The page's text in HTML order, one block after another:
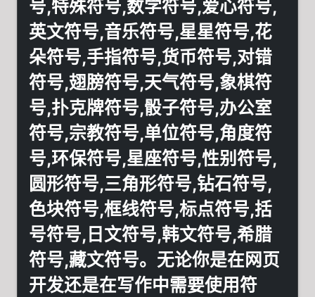
号,特殊符号,数学符号,爱心符号,
英文符号,音乐符号,星星符号,花
朵符号,手指符号,货币符号,对错
符号,翅膀符号,天气符号,象棋符
号,扑克牌符号,骰子符号,办公室
符号,宗教符号,单位符号,角度符
号,环保符号,星座符号,性别符号,
圆形符号,三角形符号,钻石符号,
色块符号,框线符号,标点符号,括
号符号,日文符号,韩文符号,希腊
符号,藏文符号。无论你是在网页
开发还是在写作中需要使用符